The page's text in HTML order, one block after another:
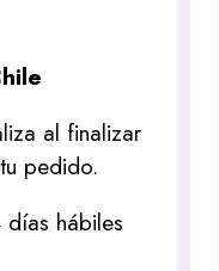
al finalizar
pedido.
hábiles